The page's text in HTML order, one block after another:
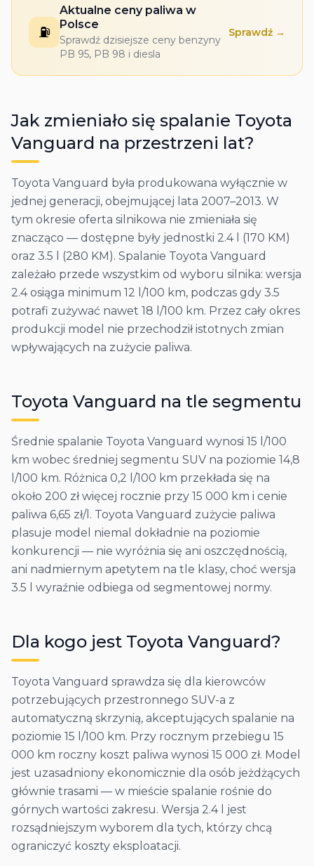
⛽
Aktualne ceny paliwa w
Polsce
Sprawdź dzisiejsze ceny benzyny
PB 95, PB 98 i diesla
Sprawdź →
Jak zmieniało się spalanie Toyota
Vanguard na przestrzeni lat?
Toyota Vanguard była produkowana wyłącznie w
jednej generacji, obejmującej lata 2007–2013. W
tym okresie oferta silnikowa nie zmieniała się
znacząco — dostępne były jednostki 2.4 l (170 KM)
oraz 3.5 l (280 KM). Spalanie Toyota Vanguard
zależało przede wszystkim od wyboru silnika: wersja
2.4 osiąga minimum 12 l/100 km, podczas gdy 3.5
potrafi zużywać nawet 18 l/100 km. Przez cały okres
produkcji model nie przechodził istotnych zmian
wpływających na zużycie paliwa.
Toyota Vanguard na tle segmentu
Średnie spalanie Toyota Vanguard wynosi 15 l/100
km wobec średniej segmentu SUV na poziomie 14,8
l/100 km. Różnica 0,2 l/100 km przekłada się na
około 200 zł więcej rocznie przy 15 000 km i cenie
paliwa 6,65 zł/l. Toyota Vanguard zużycie paliwa
plasuje model niemal dokładnie na poziomie
konkurencji — nie wyróżnia się ani oszczędnością,
ani nadmiernym apetytem na tle klasy, choć wersja
3.5 l wyraźnie odbiega od segmentowej normy.
Dla kogo jest Toyota Vanguard?
Toyota Vanguard sprawdza się dla kierowców
potrzebujących przestronnego SUV-a z
automatyczną skrzynią, akceptujących spalanie na
poziomie 15 l/100 km. Przy rocznym przebiegu 15
000 km roczny koszt paliwa wynosi 15 000 zł. Model
jest uzasadniony ekonomicznie dla osób jeżdżących
głównie trasami — w mieście spalanie rośnie do
górnych wartości zakresu. Wersja 2.4 l jest
rozsądniejszym wyborem dla tych, którzy chcą
ograniczyć koszty eksploatacji.